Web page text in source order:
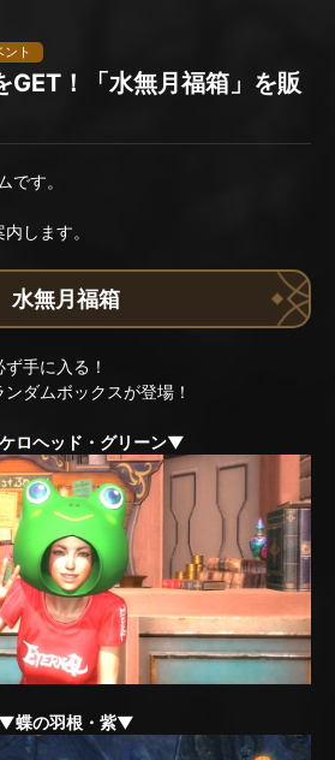
ント
GET！「水無月福箱」を販
です。
します。
水無月福箱
手に入る！
ダムボックスが登場！
ロヘッド・グリーン▼
▼蝶の羽根・紫▼